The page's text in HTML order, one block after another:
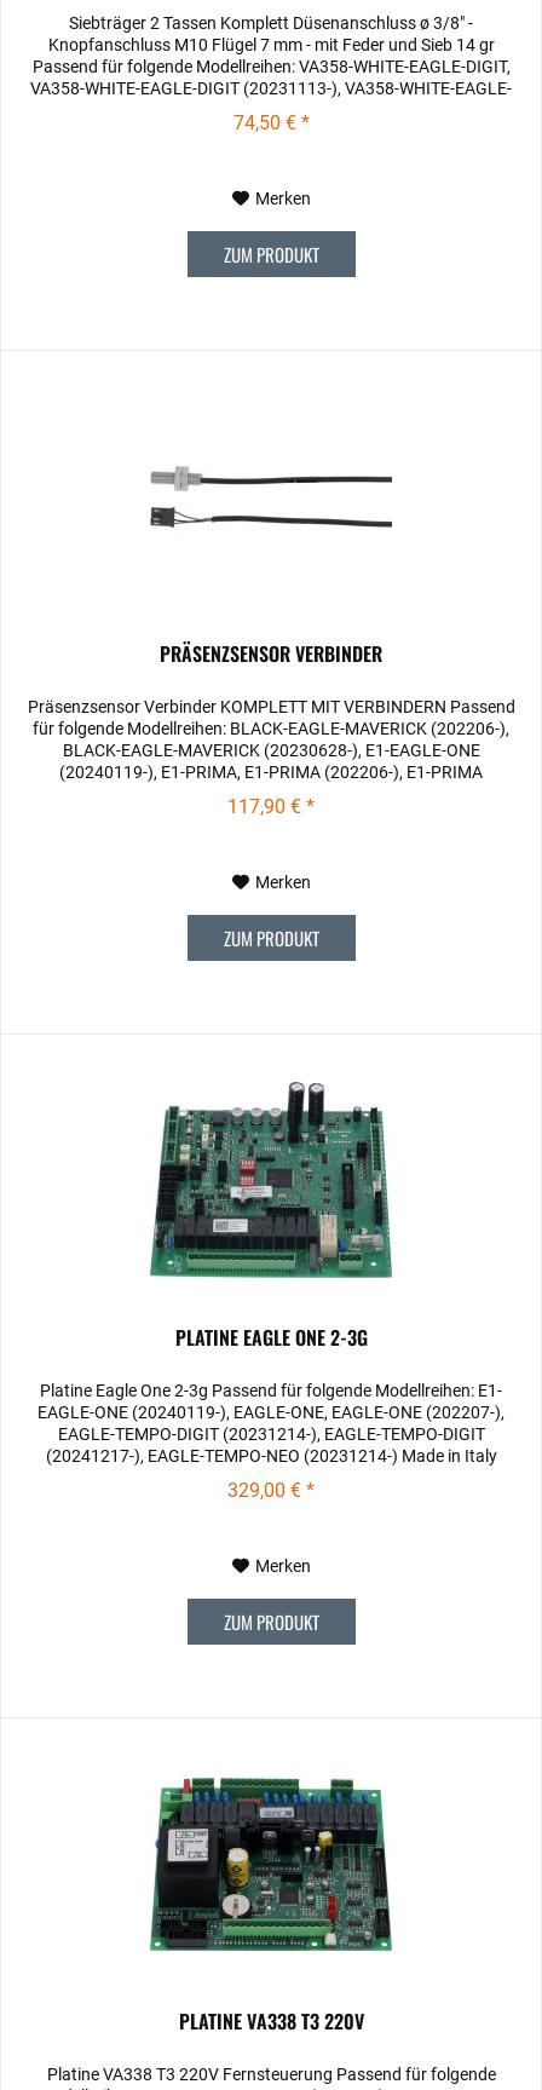
Siebträger 2 Tassen Komplett Düsenanschluss ø 3/8" -
Knopfanschluss M10 Flügel 7 mm - mit Feder und Sieb 14 gr
Passend für folgende Modellreihen: VA358-WHITE-EAGLE-DIGIT,
VA358-WHITE-EAGLE-DIGIT (20231113-), VA358-WHITE-EAGLE-
74,50 € *
Merken
ZUM PRODUKT
PRÄSENZSENSOR VERBINDER
Präsenzsensor Verbinder KOMPLETT MIT VERBINDERN Passend
für folgende Modellreihen: BLACK-EAGLE-MAVERICK (202206-),
BLACK-EAGLE-MAVERICK (20230628-), E1-EAGLE-ONE
(20240119-), E1-PRIMA, E1-PRIMA (202206-), E1-PRIMA
117,90 € *
Merken
ZUM PRODUKT
PLATINE EAGLE ONE 2-3G
Platine Eagle One 2-3g Passend für folgende Modellreihen: E1-
EAGLE-ONE (20240119-), EAGLE-ONE, EAGLE-ONE (202207-),
EAGLE-TEMPO-DIGIT (20231214-), EAGLE-TEMPO-DIGIT
(20241217-), EAGLE-TEMPO-NEO (20231214-) Made in Italy
329,00 € *
Merken
ZUM PRODUKT
PLATINE VA338 T3 220V
Platine VA338 T3 220V Fernsteuerung Passend für folgende